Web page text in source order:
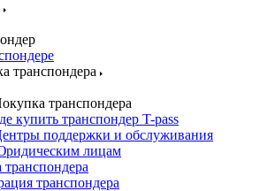
транспондера
транспондера
купить транспондер T-pass
поддержки и обслуживания
лицам
транспондера